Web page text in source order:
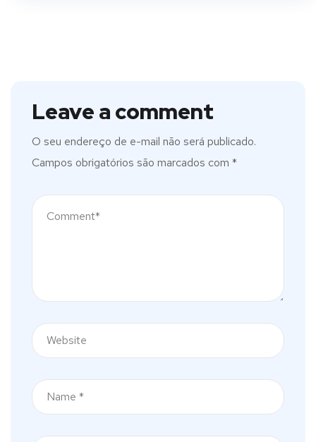
Leave a comment
O seu endereço de e-mail não será publicado.
Campos obrigatórios são marcados com *